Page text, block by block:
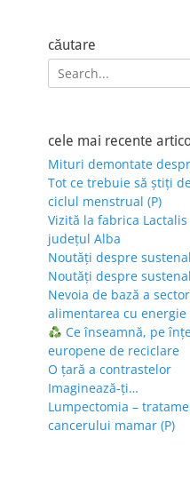
căutare
Search
for:
cele mai recente
Mituri demontate
Tot ce trebuie să știți
ciclul menstrual (P)
Vizită la fabrica
județul Alba
Noutăți despre
Noutăți despre
Nevoia de bază a
alimentarea cu energie
Ce înseamnă, pe
europene de reciclare
O țară a contrastelor
Imaginează-ți…
Lumpectomia –
cancerului mamar (P)